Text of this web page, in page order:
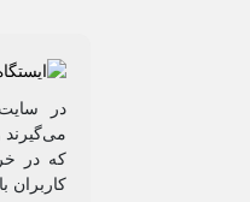
در سایت
می‌گیرند
که در
کاربران